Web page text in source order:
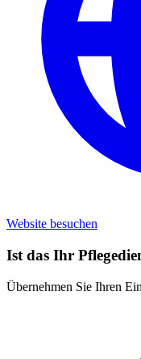
Website besuchen
Ist das Ihr
Übernehmen Sie Ihren